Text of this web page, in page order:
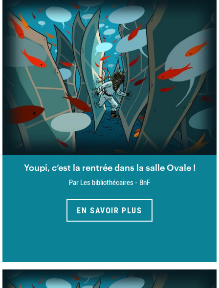
Youpi, c’est la rentrée dans la salle Ovale !
Par Les bibliothécaires - BnF
EN SAVOIR PLUS